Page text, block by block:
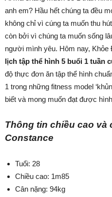
anh em? Hầu hết chúng ta đều
không chỉ vì cúng ta muốn thu
còn bởi vì chúng ta muốn sống
người mình yêu. Hôm nay,
lịch tập thể hình 5 buổi 1 tuần
độ thực đơn ăn tập thể hình
1 trong những fitness model
biết và mong muốn đạt được
Thông tin chiều cao và
Constance
Tuổi: 28
Chiều cao: 1m85
Cân nặng: 94kg